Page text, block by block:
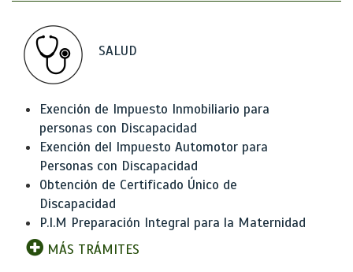
SALUD
Exención de Impuesto Inmobiliario para
personas con Discapacidad
Exención del Impuesto Automotor para
Personas con Discapacidad
Obtención de Certificado Único de
Discapacidad
P.I.M Preparación Integral para la Maternidad
MÁS TRÁMITES